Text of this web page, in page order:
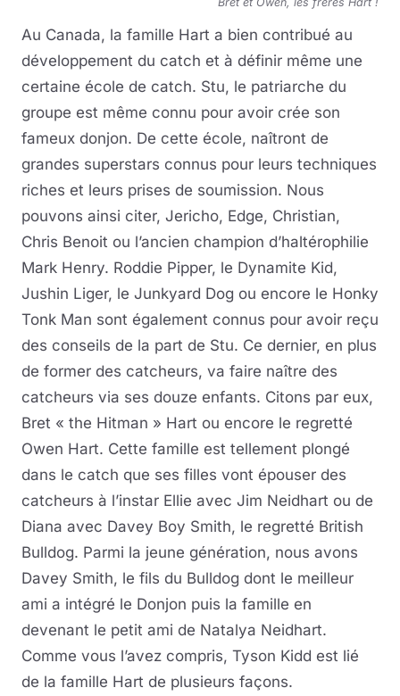
Au Canada, la famille Hart a bien contribué au
développement du catch et à définir même une
certaine école de catch. Stu, le patriarche du
groupe est même connu pour avoir crée son
fameux donjon. De cette école, naîtront de
grandes superstars connus pour leurs techniques
riches et leurs prises de soumission. Nous
pouvons ainsi citer, Jericho, Edge, Christian,
Chris Benoit ou l’ancien champion d’haltérophilie
Mark Henry. Roddie Pipper, le Dynamite Kid,
Jushin Liger, le Junkyard Dog ou encore le Honky
Tonk Man sont également connus pour avoir reçu
des conseils de la part de Stu. Ce dernier, en plus
de former des catcheurs, va faire naître des
catcheurs via ses douze enfants. Citons par eux,
Bret « the Hitman » Hart ou encore le regretté
Owen Hart. Cette famille est tellement plongé
dans le catch que ses filles vont épouser des
catcheurs à l’instar Ellie avec Jim Neidhart ou de
Diana avec Davey Boy Smith, le regretté British
Bulldog. Parmi la jeune génération, nous avons
Davey Smith, le fils du Bulldog dont le meilleur
ami a intégré le Donjon puis la famille en
devenant le petit ami de Natalya Neidhart.
Comme vous l’avez compris, Tyson Kidd est lié
de la famille Hart de plusieurs façons.